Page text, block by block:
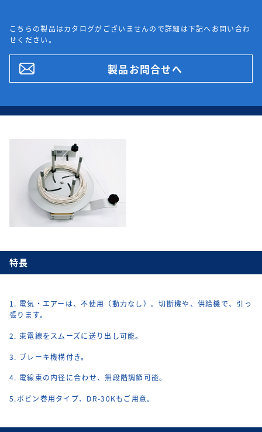
こちらの製品はカタログがございませんので詳細は下記へお問い合わ
せください。
製品お問合せへ
特長
1. 電気・エアーは、不使用（動力なし）。切断機や、供給機で、引っ
張ります。
2. 束電線をスムーズに送り出し可能。
3. ブレーキ機構付き。
4. 電線束の内径に合わせ、無段階調節可能。
5.ボビン巻用タイプ、DR-30Kもご用意。